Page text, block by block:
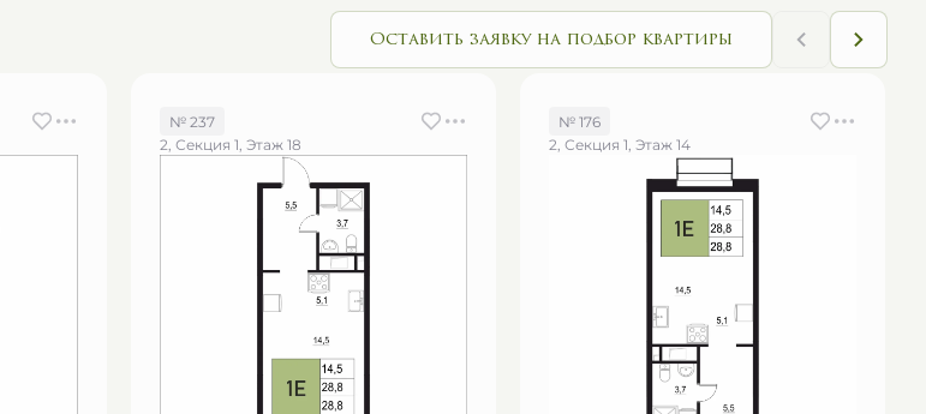
Оставить заявку на подбор квартиры
№ 237
2, Секция 1, Этаж 18
№ 176
2, Секция 1, Этаж 14